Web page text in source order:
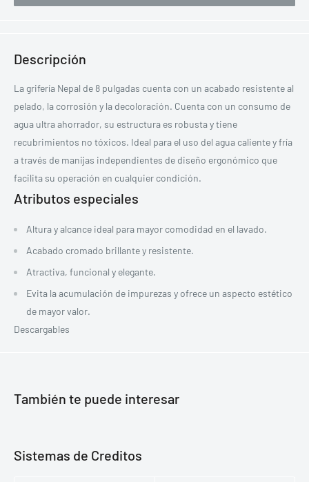
Descripción
La grifería Nepal de 8 pulgadas cuenta con un acabado resistente al
pelado, la corrosión y la decoloración. Cuenta con un consumo de
agua ultra ahorrador, su estructura es robusta y tiene
recubrimientos no tóxicos. Ideal para el uso del agua caliente y fría
a través de manijas independientes de diseño ergonómico que
facilita su operación en cualquier condición.
Atributos especiales
Altura y alcance ideal para mayor comodidad en el lavado.
Acabado cromado brillante y resistente.
Atractiva, funcional y elegante.
Evita la acumulación de impurezas y ofrece un aspecto estético
de mayor valor.
Descargables
También te puede interesar
Sistemas de Creditos